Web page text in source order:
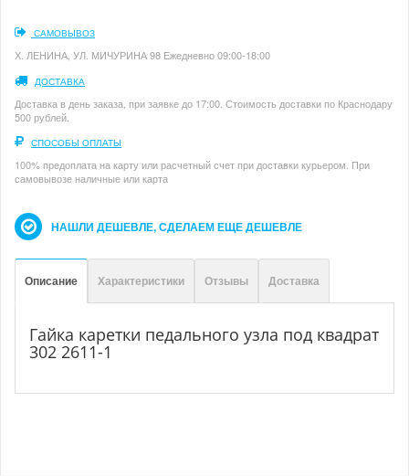
САМОВЫВОЗ
Х. ЛЕНИНА, УЛ. МИЧУРИНА 98 Ежедневно 09:00-18:00
ДОСТАВКА
Доставка в день заказа, при заявке до 17:00. Стоимость доставки по Краснодару
500 рублей.
СПОСОБЫ ОПЛАТЫ
100% предоплата на карту или расчетный счет при доставки курьером. При
самовывозе наличные или карта
НАШЛИ ДЕШЕВЛЕ, СДЕЛАЕМ ЕЩЕ ДЕШЕВЛЕ
Описание Характеристики Отзывы Доставка
Гайка каретки педального узла под квадрат
302 2611-1